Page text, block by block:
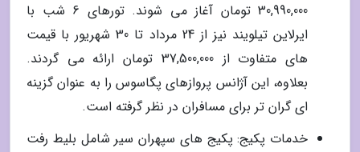
30,990,000 تومان آغاز می شوند. تورهای 6 شب با
ایرلاین تیلویند نیز از 24 مرداد تا 30 شهریور با قیمت
های متفاوت از 37,500,000 تومان ارائه می گردند.
بعلاوه، این آژانس پروازهای پگاسوس را به عنوان گزینه
ای گران تر برای مسافران در نظر گرفته است.
خدمات پکیج: پکیج های سپهران سیر شامل بلیط رفت